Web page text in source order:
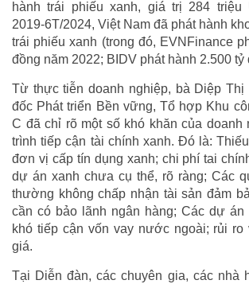
hành trái phiếu xanh, giá trị 284 triệu
2019-6T/2024, Việt Nam đã phát hành
trái phiếu xanh (trong đó, EVNFinance
đồng năm 2022; BIDV phát hành 2.500 tỷ
Từ thực tiễn doanh nghiệp, bà Diệp Thị
đốc Phát triển Bền vững, Tổ hợp Khu
C đã chỉ rõ một số khó khăn của doanh
trình tiếp cận tài chính xanh. Đó là:
đơn vị cấp tín dụng xanh; chi phí tai
dự án xanh chưa cụ thể, rõ ràng; Các
thường không chấp nhận tài sản đảm
cần có bảo lãnh ngân hàng; Các dự án
khó tiếp cận vốn vay nước ngoài; rủi ro
giá.
Tại Diễn đàn, các chuyên gia, các nhà